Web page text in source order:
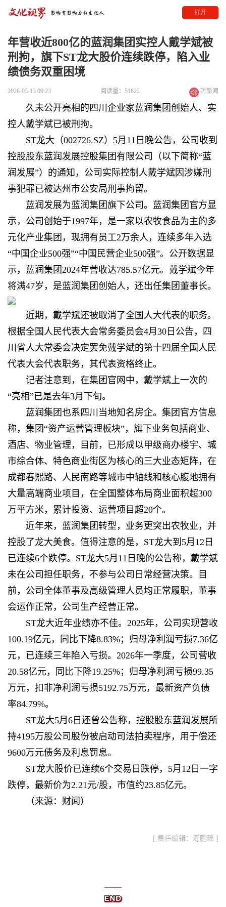
打开
年营收近800亿的蓝润集团实控人戴学斌被
刑拘，旗下ST龙大股价连续跌停，陷入业
绩债务双重困境
2026-05-13 09:23 阅读量：51822 听新闻
久未公开亮相的四川企业家蓝润集团创始人、实
控人戴学斌已被刑拘。
ST龙大（002726.SZ）5月11日晚公告，公司收到
控股股东蓝润发展控股集团有限公司（以下简称“蓝
润发展”）的通知，公司实际控制人戴学斌因涉嫌刑
事犯罪已被达州市公安局刑事拘留。
蓝润发展为蓝润集团旗下公司。蓝润集团官方显
示，公司创始于1997年，是一家以农牧食品为主的多
元化产业集团，现拥有员工2万余人，连续多年入选
“中国企业500强”“中国民营企业500强”。公开数据显
示，蓝润集团2024年营收达785.57亿元。戴学斌今年
将满47岁，是蓝润集团创始人，还出任集团董事长。
近期，戴学斌还被取消了全国人大代表的职务。
根据全国人民代表大会常务委员会4月30日公告，四
川省人大常委会决定罢免戴学斌的第十四届全国人民
代表大会代表职务，其代表资格终止。
记者注意到，在集团官网中，戴学斌上一次的
“亮相”已是去年3月下旬。
蓝润集团也系四川当地知名房企。集团官方信息
称，集团“资产运营管理板块”，旗下业务包括商业、
酒店、物业管理，目前，已形成以甲级商办楼宇、城
市综合体、特色商业街区为核心的三大业态矩阵，在
成都春熙路、人民南路等城市中轴线和核心腹地拥有
大量高端商业项目，在全国整体布局商业面积超300
万平方米，累计投资、运营项目超20个。
近年来，蓝润集团转型，业务更突出农牧业，并
控股了龙大美食。值得注意的是，ST龙大到5月12日
已连续6个跌停。ST龙大5月11日晚的公告称，戴学斌
未在公司担任职务，不参与公司日常经营决策。目
前，公司全体董事及高级管理人员均正常履职，董事
会运作正常，公司生产经营正常。
ST龙大近年业绩亦不佳。2025年，公司实现营收
100.19亿元，同比下降8.83%；归母净利润亏损7.36亿
元，已连续三年陷入亏损。2026年一季度，公司营收
20.58亿元，同比下降19.25%；归母净利润亏损99.35
万元，扣非净利润亏损5192.75万元，最新资产负债
率84.79%。
ST龙大5月6日还曾公告称，控股股东蓝润发展所
持4195万股公司股份被启动司法拍卖程序，用于偿还
9600万元债务及利息罚息。
ST龙大股价已连续6个交易日跌停，5月12日一字
跌停，最新价为2.21元/股，市值约23.85亿元。
（来源：财闻）
[ 责任编辑：寿鹏瑶 ]